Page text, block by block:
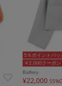
￥2,000クーポン
5％ポイントバッ
Ballsey
¥22,000